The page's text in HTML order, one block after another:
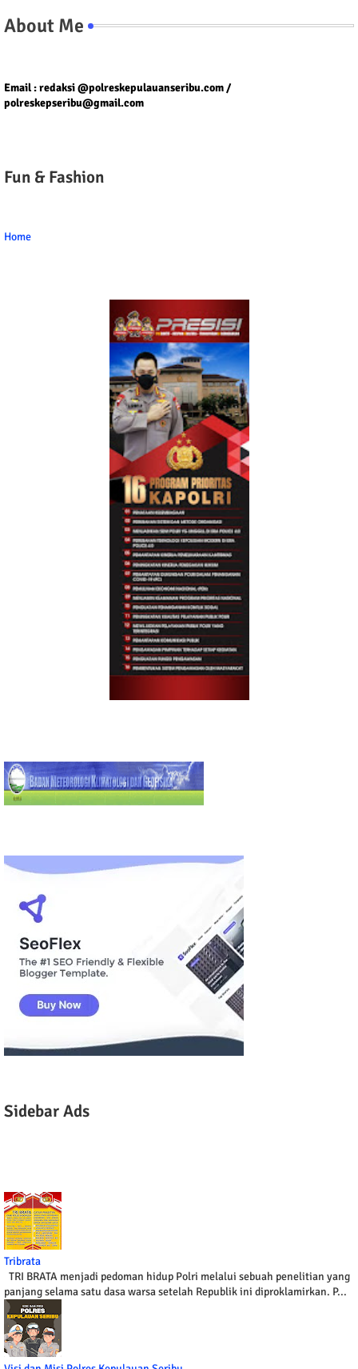
About Me
Email : redaksi @polreskepulauanseribu.com /
polreskepseribu@gmail.com
Fun & Fashion
Home
Sidebar Ads
Tribrata
TRI BRATA menjadi pedoman hidup Polri melalui sebuah penelitian yang
panjang selama satu dasa warsa setelah Republik ini diproklamirkan. P...